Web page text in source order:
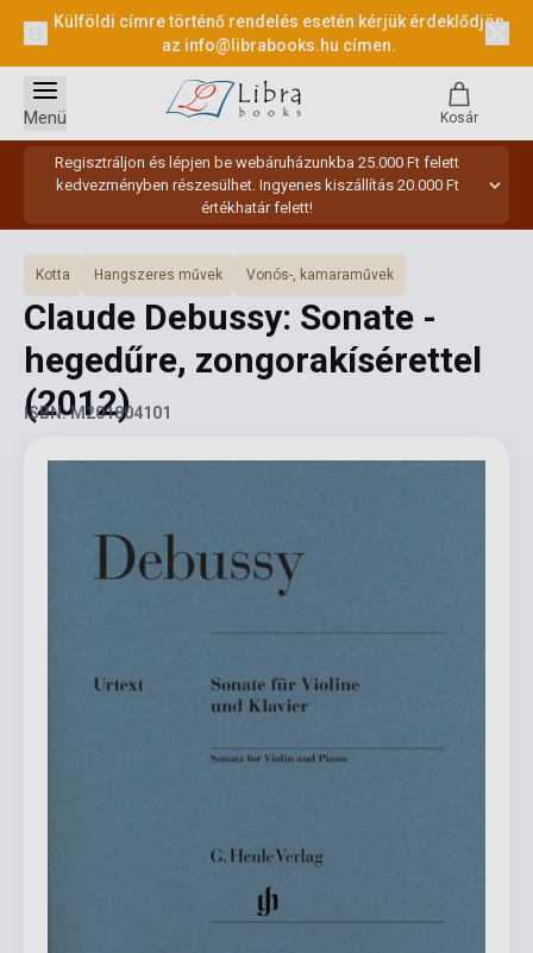
Külföldi címre történő rendelés esetén kérjük érdeklődjön
az info@librabooks.hu címen.
Regisztráljon és lépjen be webáruházunkba 25.000 Ft felett
kedvezményben részesülhet. Ingyenes kiszállítás 20.000 Ft
értékhatár felett!
Menü Kosár
Kotta Hangszeres művek Vonós-, kamaraművek
Claude Debussy: Sonate -
hegedűre, zongorakísérettel
(2012)
ISBN: M201804101